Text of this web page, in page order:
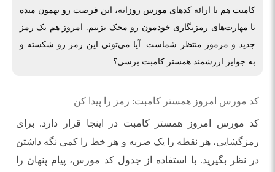
کامبت هم با ارائه کدهای مورس روزانه، این فرصت رو بهمون میده
تا مهارت‌های رمزنگاری خودمون رو محک بزنیم. امروز هم یک رمز
جدید و مرموز منتظر شماست. آیا می‌تونی این رمز رو شکسته و
به جوایز ارزشمند همستر کامبت برسی؟
کد مورس امروز همستر کامبت: رمز را پیدا کن
کد مورس امروز همستر کامبت در اینجا قرار دارد. برای
رمزگشایی، هر نقطه را یک ضربه و هر خط را کمی نگه داشتن
در نظر بگیرید. با استفاده از جدول کد مورس، پیام پنهان را